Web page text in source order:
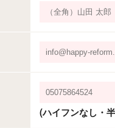
(ハイフンなし・